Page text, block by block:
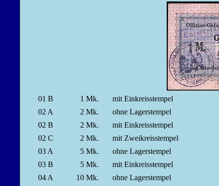
01 B 1 Mk.
mit Einkreisstempel
02 A
2 Mk.
ohne Lagerstempel
02 B
2 Mk.
mit Einkreisstempel
02 C
2 Mk.
mit Zweikreisstempel
03 A
5 Mk.
ohne Lagerstempel
03 B
5 Mk.
mit Einkreisstempel
04 A
10 Mk.
ohne Lagerstempel